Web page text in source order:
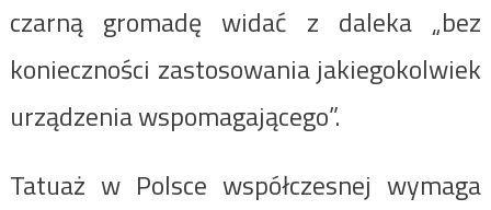
czarną gromadę widać z daleka „bez
konieczności zastosowania jakiegokolwiek
urządzenia wspomagającego”.
Tatuaż w Polsce współczesnej wymaga